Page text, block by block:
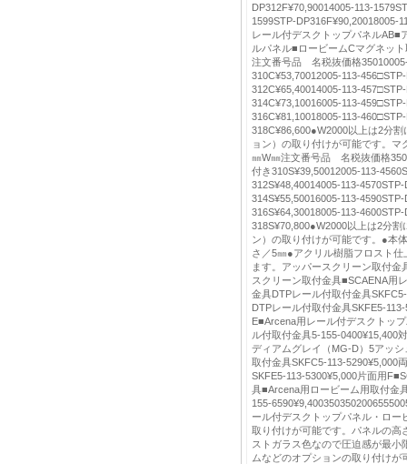
DP312F¥70,90014005-113-
1599STP-DP316F¥90,20018005-
レール付デスクトップパネルAB■
ルパネル■ロービームCマグネッ
注文番号品 名税抜価格
310C¥53,70012005-113-
312C¥65,40014005-113-
314C¥73,10016005-113-
316C¥81,10018005-113-
318C¥86,600●W2000以上は2分
ョン）の取り付けが可能です。
㎜W㎜注文番号品 名税抜価格
付き310S¥39,50012005-113-
312S¥48,40014005-113-
314S¥55,50016005-113-
316S¥64,30018005-113-
318S¥70,800●W2000以上は2分
ン）の取り付けが可能です。●本
さ／5㎜●アクリル樹脂フロスト
ます。アッパースクリーン取付
スクリーン取付金具■SCAENA用
金具DTPレール付取付金具
DTPレール付取付金具SKFE5-
E■Arcena用レール付デスクトッ
ル付取付金具5-155-0400¥15,400
ディアムグレイ（MG-D）5アッ
取付金具SKFC5-113-5290¥5,000
SKFE5-113-5300¥5,000片面用
具■Arcena用ロービーム用取付金
155-
ール付デスクトップパネル・ロー
取り付けが可能です。パネルの高
ストガラス色なので圧迫感が最
ムなどのオプションの取り付け